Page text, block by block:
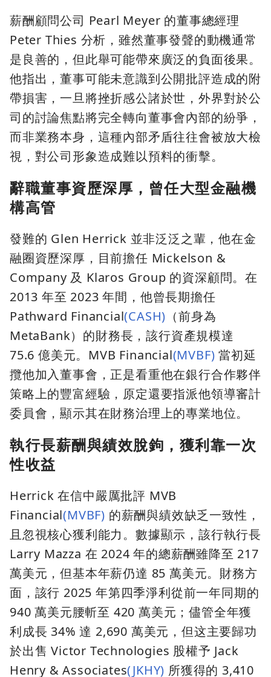
薪酬顧問公司 Pearl Meyer 的董事總經理
Peter Thies 分析，雖然董事發聲的動機通常
是良善的，但此舉可能帶來廣泛的負面後果。
他指出，董事可能未意識到公開批評造成的附
帶損害，一旦將挫折感公諸於世，外界對於公
司的討論焦點將完全轉向董事會內部的紛爭，
而非業務本身，這種內部矛盾往往會被放大檢
視，對公司形象造成難以預料的衝擊。
辭職董事資歷深厚，曾任大型金融機
構高管
發難的 Glen Herrick 並非泛泛之輩，他在金
融圈資歷深厚，目前擔任 Mickelson &
Company 及 Klaros Group 的資深顧問。在
2013 年至 2023 年間，他曾長期擔任
Pathward Financial(CASH) （前身為
MetaBank）的財務長，該行資產規模達
75.6 億美元。MVB Financial(MVBF) 當初延
攬他加入董事會，正是看重他在銀行合作夥伴
策略上的豐富經驗，原定還要指派他領導審計
委員會，顯示其在財務治理上的專業地位。
執行長薪酬與績效脫鉤，獲利靠一次
性收益
Herrick 在信中嚴厲批評 MVB
Financial(MVBF) 的薪酬與績效缺乏一致性，
且忽視核心獲利能力。數據顯示，該行執行長
Larry Mazza 在 2024 年的總薪酬雖降至 217
萬美元，但基本年薪仍達 85 萬美元。財務方
面，該行 2025 年第四季淨利從前一年同期的
940 萬美元腰斬至 420 萬美元；儘管全年獲
利成長 34% 達 2,690 萬美元，但这主要歸功
於出售 Victor Technologies 股權予 Jack
Henry & Associates(JKHY) 所獲得的 3,410